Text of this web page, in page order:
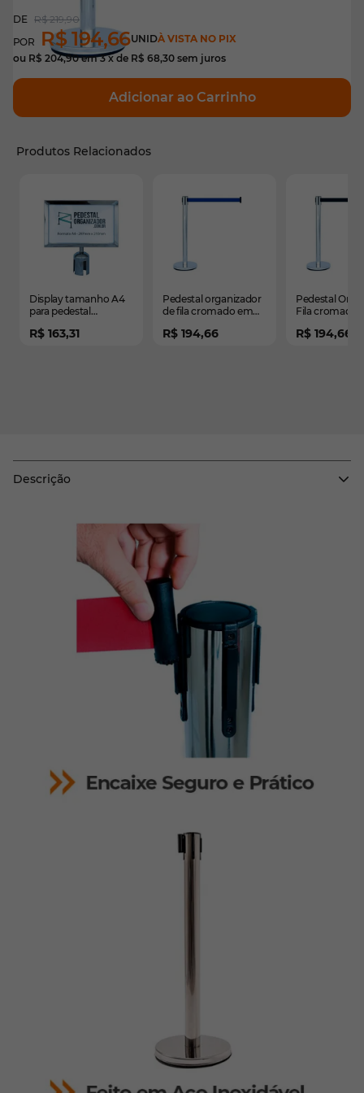
R$ 219,90
R$ 194,66UNIDÀ VISTA NO PIX
ou R$ 204,90em3 x de R$ 68,30 sem juros
Adicionar ao Carrinho
Produtos Relacionados
Display tamanho A4
para pedestal
R$ 163,31
Pedestal organizador
de fila cromado em
azul
R$ 194,66
Pedestal
Fila cromado
R$ 194,66
Descrição